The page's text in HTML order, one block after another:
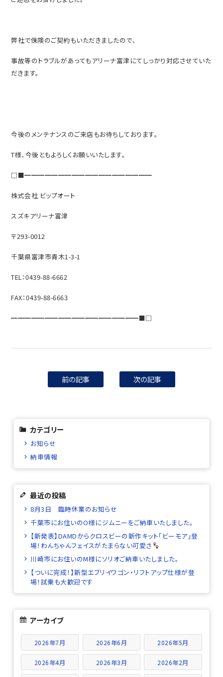
弊社で保険のご契約もいただきましたので、
事故等のトラブルがあってもアリーナ富津にてしっかり対応させていた
だきます。
今後のメンテナンスのご来店もお待ちしております。
T様、今後ともよろしくお願いいたします。
□■━━━━━━━━━━━━━━━━━━━
株式会社 ビップオート
スズキアリーナ富津
〒293-0012
千葉県富津市青木1-3-1
TEL：0439-88-6662
FAX：0439-88-6663
━━━━━━━━━━━━━━━━━━━■□
前の記事 次の記事
カテゴリー
お知らせ
納車情報
最近の投稿
8月3日 臨時休業のお知らせ
千葉市にお住いのO様にジムニーをご納車いたしました。
【新発表】DAMDからクロスビーの新作キット「ビーモア」登
場！わんちゃんフェイスがたまらない可愛さ
川崎市にお住いのM様にソリオご納車いたしました。
【ついに完成！】新型エブリイワゴン・リフトアップ仕様が登
場！試乗も大歓迎です
アーカイブ
2026年7月 2026年6月 2026年5月
2026年4月 2026年3月 2026年2月